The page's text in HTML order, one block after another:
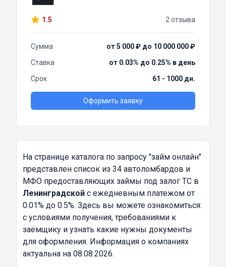
1.5 2 отзыва
Сумма
от 5 000 ₽ до 10 000 000 ₽
Ставка
от 0.03% до 0.25% в день
Срок
61 - 1000 дн.
Оформить заявку
На странице каталога по запросу "займ онлайн"
представлен список из 34 автоломбардов и
МФО предоставляющих займы под залог ТС в
Ленинградской с ежедневным платежом от
0.01% до 0.5%. Здесь вы можете ознакомиться:
с условиями получения, требованиями к
заёмщику и узнать какие нужны документы
для оформления. Информация о компаниях
актуальна на 08.08.2026.